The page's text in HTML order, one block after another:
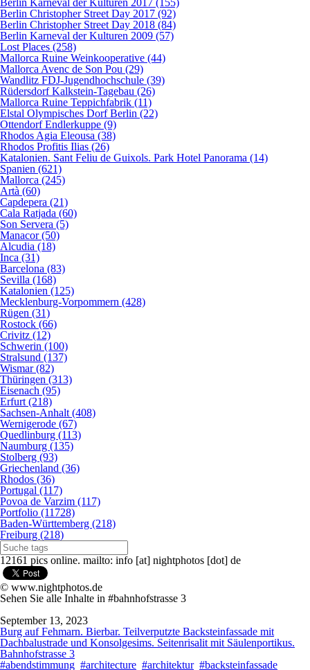
Berlin Karneval der Kulturen 2017 (155)
Berlin Christopher Street Day 2017 (92)
Berlin Christopher Street Day 2018 (84)
Berlin Karneval der Kulturen 2009 (57)
Lost Places (258)
Mallorca Ruine Weinkooperative (44)
Mallorca Avenc de Son Pou (29)
Wandlitz FDJ-Jugendhochschule (39)
Rüdersdorf Kalkstein-Tagebau (26)
Mallorca Ruine Teppichfabrik (11)
Elstal Olympisches Dorf Berlin (22)
Ottendorf Endlerkuppe (9)
Rhodos Agia Eleousa (38)
Rhodos Profitis Ilias (26)
Katalonien. Sant Feliu de Guixols. Park Hotel Panorama (14)
Spanien (621)
Mallorca (245)
Artà (60)
Capdepera (21)
Cala Ratjada (60)
Son Servera (5)
Manacor (50)
Alcudia (18)
Inca (31)
Barcelona (83)
Sevilla (168)
Katalonien (125)
Mecklenburg-Vorpommern (428)
Rügen (31)
Rostock (66)
Crivitz (12)
Schwerin (100)
Stralsund (137)
Wismar (82)
Thüringen (313)
Eisenach (95)
Erfurt (218)
Sachsen-Anhalt (408)
Wernigerode (67)
Quedlinburg (113)
Naumburg (135)
Stolberg (93)
Griechenland (36)
Rhodos (36)
Portugal (117)
Povoa de Varzim (117)
Portfolio (11728)
Baden-Württemberg (218)
Freiburg (218)
12161 pics online. mailto: info [at] nightphotos [dot] de
© www.nightphotos.de
Sehen Sie alle Inhalte in #bahnhofstrasse 3
September 13, 2023
Burg auf Fehmarn. Bierbar. Teilverputzte Backsteinfassade mit
Dachbalustrade und Konsolgesims. Seitenrisalit mit Säulenportikus.
Bahnhofstrasse 3
#abendstimmung #architecture #architektur #backsteinfassade